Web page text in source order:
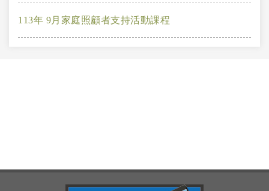
113年 9月家庭照顧者支持活動課程